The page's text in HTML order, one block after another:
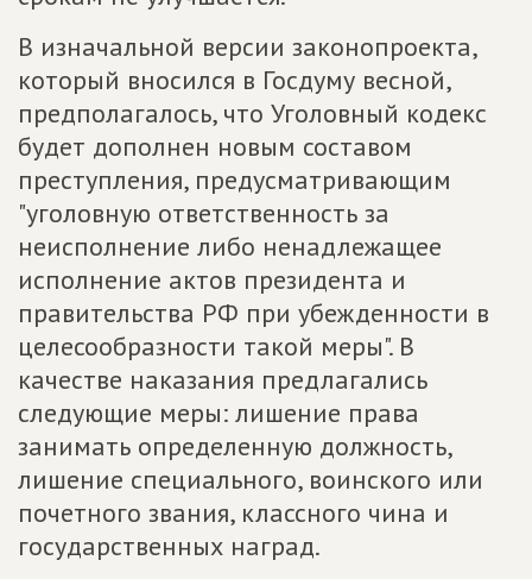
В изначальной версии законопроекта,
который вносился в Госдуму весной,
предполагалось, что Уголовный кодекс
будет дополнен новым составом
преступления, предусматривающим
"уголовную ответственность за
неисполнение либо ненадлежащее
исполнение актов президента и
правительства РФ при убежденности в
целесообразности такой меры". В
качестве наказания предлагались
следующие меры: лишение права
занимать определенную должность,
лишение специального, воинского или
почетного звания, классного чина и
государственных наград.